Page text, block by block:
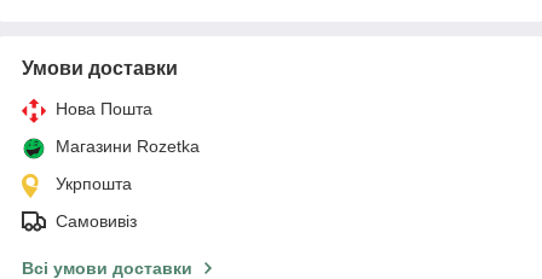
Умови доставки
Нова Пошта
Магазини Rozetka
Укрпошта
Самовивіз
Всі умови доставки